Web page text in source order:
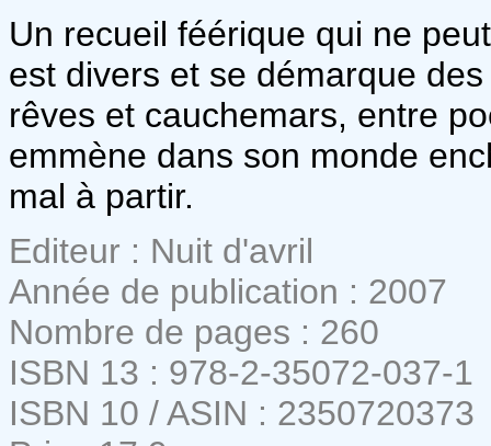
Un recueil féérique qui ne
est divers et se démarque
rêves et cauchemars, entre
emmène dans son monde
mal à partir.
Editeur : Nuit d'avril
Année de publication : 2007
Nombre de pages : 260
ISBN 13 : 978-2-35072-037-1
ISBN 10 / ASIN : 2350720373